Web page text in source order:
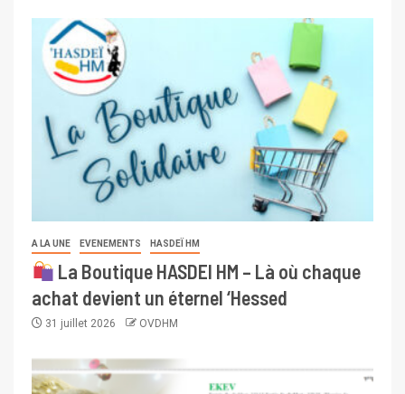
A LA UNE EVENEMENTS HASDEÏ HM
La Boutique HASDEI HM – Là où chaque
achat devient un éternel ‘Hessed
31 juillet 2026 OVDHM